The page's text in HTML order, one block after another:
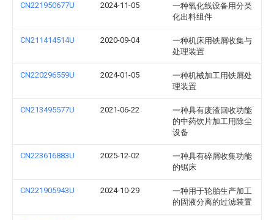
CN221950677U 2024-11-05
一种氧化线设备用分类
化出料组件
CN211414514U 2020-09-04
一种机床用铁屑收集与
处理装置
CN220296559U 2024-01-05
一种机械加工用铁屑处
理装置
CN213495577U 2021-06-22
一种具有废渣回收功能
的中药饮片加工用除尘
设备
CN223616883U 2025-12-02
一种具有碎屑收集功能
的锯床
CN221905943U 2024-10-29
一种用于轮胎生产加工
的固液分离的过滤装置